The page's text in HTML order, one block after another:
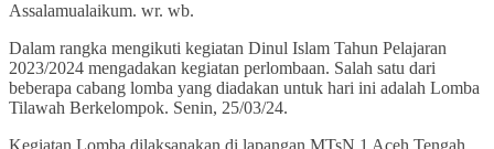
Assalamualaikum. wr. wb.
Dalam rangka mengikuti kegiatan Dinul Islam Tahun Pelajaran
2023/2024 mengadakan kegiatan perlombaan. Salah satu dari
beberapa cabang lomba yang diadakan untuk hari ini adalah Lomba
Tilawah Berkelompok. Senin, 25/03/24.